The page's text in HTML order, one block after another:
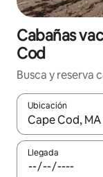
Cabañas
Cod
Busca y reserva
Ubicación
Cuando los
Llegada